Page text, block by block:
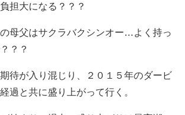
担大になる？？？
母父はサクラバクシンオー…よく持っ
？？
待が入り混じり、２０１５年のダービ
過と共に盛り上がって行く。